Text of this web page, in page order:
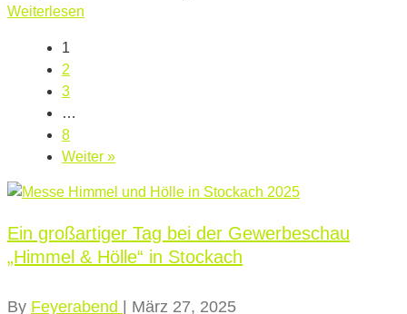
Weiterlesen
1
2
3
…
8
Weiter »
Ein großartiger Tag bei der Gewerbeschau
„Himmel & Hölle“ in Stockach
By Feyerabend | März 27, 2025